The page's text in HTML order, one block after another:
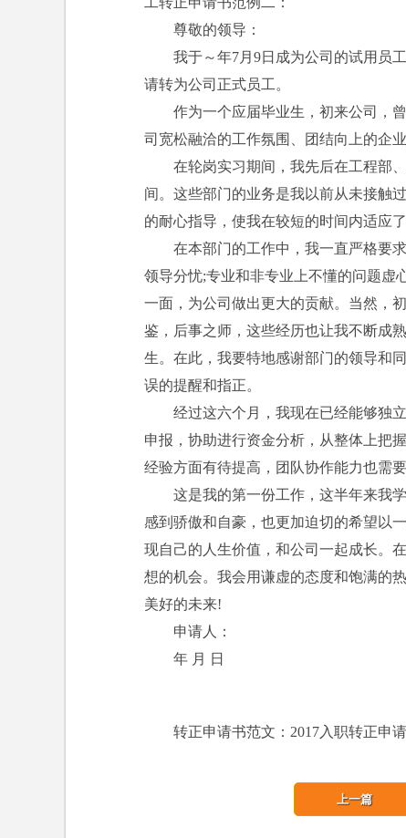
尊敬的领导：
我于～年7月9日成为公司的试用员工
请转为公司正式员工。
作为一个应届毕业生，初来公司，曾
司宽松融洽的工作氛围、团结向上的企
在轮岗实习期间，我先后在工程部、
间。这些部门的业务是我以前从未接触
的耐心指导，使我在较短的时间内适应
在本部门的工作中，我一直严格要求
领导分忧;专业和非专业上不懂的问题虚
一面，为公司做出更大的贡献。当然，
鉴，后事之师，这些经历也让我不断成
生。在此，我要特地感谢部门的领导和
误的提醒和指正。
经过这六个月，我现在已经能够独立
申报，协助进行资金分析，从整体上把
经验方面有待提高，团队协作能力也需
这是我的第一份工作，这半年来我学
感到骄傲和自豪，也更加迫切的希望以
现自己的人生价值，和公司一起成长。
想的机会。我会用谦虚的态度和饱满的
美好的未来!
申请人：
年 月 日
转正申请书范文：2017入职转正申
上一篇